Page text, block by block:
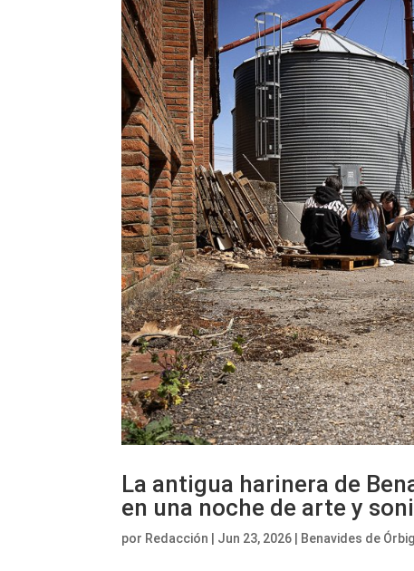
La antigua harinera de
en una noche de arte y
por Redacción Jun 23, 2026 Benavides de